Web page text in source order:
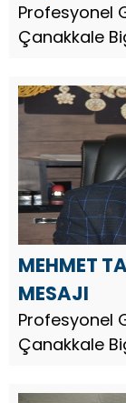
DÖNÜMÜ
Profesyonel
Çanakkale
Jandarma
MEHMET
MESAJI
Profesyonel
Çanakkale
Kurban